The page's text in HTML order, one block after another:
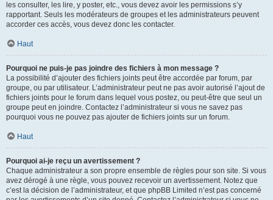
les consulter, les lire, y poster, etc., vous devez avoir les permissions s’y
rapportant. Seuls les modérateurs de groupes et les administrateurs peuvent
accorder ces accès, vous devez donc les contacter.
Haut
Pourquoi ne puis-je pas joindre des fichiers à mon message ?
La possibilité d’ajouter des fichiers joints peut être accordée par forum, par
groupe, ou par utilisateur. L’administrateur peut ne pas avoir autorisé l’ajout de
fichiers joints pour le forum dans lequel vous postez, ou peut-être que seul un
groupe peut en joindre. Contactez l’administrateur si vous ne savez pas
pourquoi vous ne pouvez pas ajouter de fichiers joints sur un forum.
Haut
Pourquoi ai-je reçu un avertissement ?
Chaque administrateur a son propre ensemble de règles pour son site. Si vous
avez dérogé à une règle, vous pouvez recevoir un avertissement. Notez que
c’est la décision de l’administrateur, et que phpBB Limited n’est pas concerné